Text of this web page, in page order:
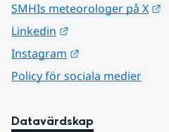
SMHIs meteorologer på X
Linkedin
Instagram
Policy för sociala medier
Datavärdskap